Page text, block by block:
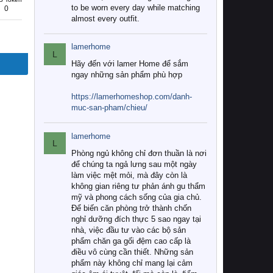
0
to be worn every day while matching
almost every outfit.
L
lamerhome
Hãy đến với lamer Home để sắm
ngay những sản phẩm phù hợp
https://lamerhomeshop.com/danh-
muc-san-pham/chieu/
L
lamerhome
Phòng ngủ không chỉ đơn thuần là nơi
để chúng ta ngả lưng sau một ngày
làm việc mệt mỏi, mà đây còn là
không gian riêng tư phản ánh gu thẩm
mỹ và phong cách sống của gia chủ.
Để biến căn phòng trở thành chốn
nghỉ dưỡng đích thực 5 sao ngay tại
nhà, việc đầu tư vào các bộ sản
phẩm chăn ga gối đệm cao cấp là
điều vô cùng cần thiết. Những sản
phẩm này không chỉ mang lại cảm